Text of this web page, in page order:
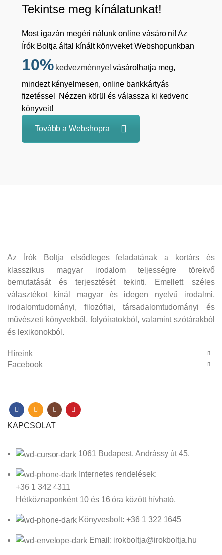
Tekintse meg kínálatunkat!
Most igazán megéri nálunk online vásárolni! Az
Írók Boltja által kínált könyveket Webshopunkban
10% kedvezménnyel vásárolhatja meg,
mindezt kényelmesen, online bankkártyás
fizetéssel. Nézzen körül és válassza ki kedvenc
könyveit!
Tovább a Webshopra
Az Írók Boltja elsődleges feladatának a kortárs és
klasszikus magyar irodalom teljességre törekvő
bemutatását és terjesztését tekinti. Emellett széles
választékot kínál magyar és idegen nyelvű irodalmi,
irodalomtudományi, filozófiai, társadalomtudományi és
művészeti könyvekből, folyóiratokból, valamint szótárakból
és lexikonokból.
Híreink
Facebook
KAPCSOLAT
1061 Budapest, Andrássy út 45.
Internetes rendelések:
+36 1 342 4311
Hétköznaponként 10 és 16 óra között hívható.
Könyvesbolt: +36 1 322 1645
Email: irokboltja@irokboltja.hu